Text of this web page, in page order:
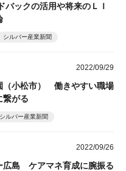
バックの活用や将来のＬＩ
シルバー産業新聞
2022/09/29
（小松市） 働きやすい職場
繋がる
シルバー産業新聞
2022/09/26
広島 ケアマネ育成に腕振る